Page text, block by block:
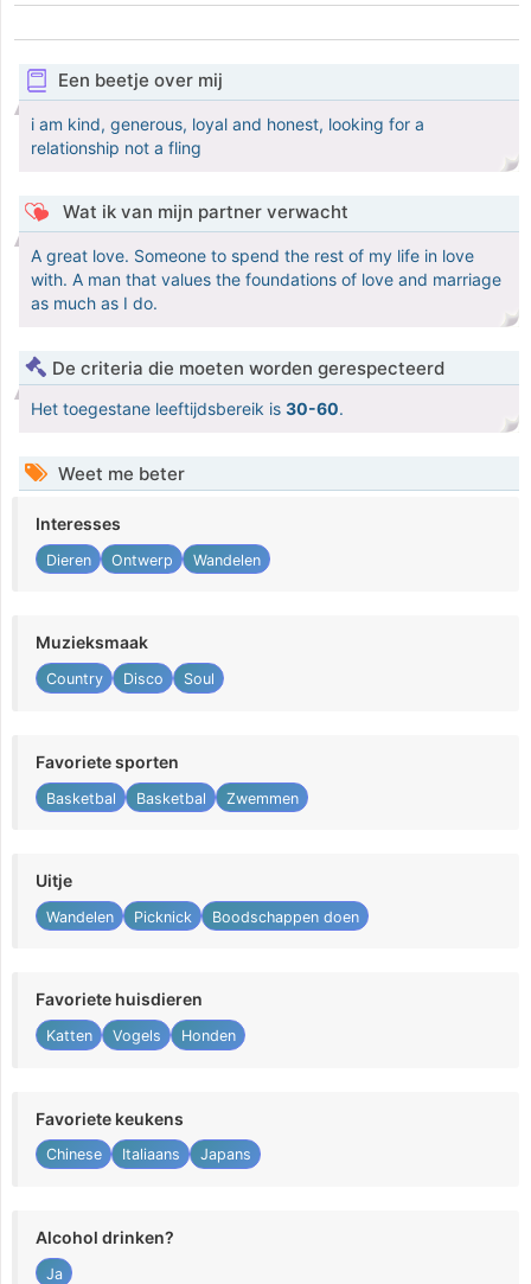
Een beetje over mij
i am kind, generous, loyal and honest, looking for a
relationship not a fling
Wat ik van mijn partner verwacht
A great love. Someone to spend the rest of my life in love
with. A man that values the foundations of love and marriage
as much as I do.
De criteria die moeten worden gerespecteerd
Het toegestane leeftijdsbereik is 30-60.
Weet me beter
Interesses
Dieren Ontwerp Wandelen
Muzieksmaak
Country Disco Soul
Favoriete sporten
Basketbal Basketbal Zwemmen
Uitje
Wandelen Picknick Boodschappen doen
Favoriete huisdieren
Katten Vogels Honden
Favoriete keukens
Chinese Italiaans Japans
Alcohol drinken?
Ja